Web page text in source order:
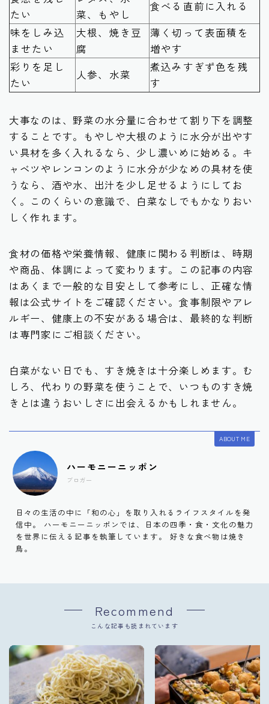
たい
菜、もやし
食べる直前に入れる
味をしみ込
ませたい
大根、焼き豆
腐
薄く切って表面積を
増やす
彩りを足し
たい
人参、水菜
煮込みすぎず色を残
す
大事なのは、野菜の水分量に合わせて割り下を調整
することです。もやしや大根のように水分が出やす
い具材を多く入れるなら、少し濃いめに始める。キ
ャベツやレンコンのように水分が少なめの具材を使
うなら、酒や水、出汁を少し足せるようにしてお
く。このくらいの意識で、白菜なしでもかなりおい
しく作れます。
食材の価格や栄養情報、健康に関わる判断は、時期
や商品、体調によって変わります。この記事の内容
はあくまで一般的な目安として参考にし、正確な情
報は公式サイトをご確認ください。食事制限やアレ
ルギー、健康上の不安がある場合は、最終的な判断
は専門家にご相談ください。
白菜がない日でも、すき焼きは十分楽しめます。む
しろ、代わりの野菜を使うことで、いつものすき焼
きとは違うおいしさに出会えるかもしれません。
ABOUT ME
ハーモニーニッポン
ブロガー
日々の生活の中に「和の心」を取り入れるライフスタイルを発
信中。 ハーモニーニッポンでは、日本の四季・食・文化の魅力
を世界に伝える記事を執筆しています。 好きな食べ物は焼き
鳥。
Recommend
こんな記事も読まれています